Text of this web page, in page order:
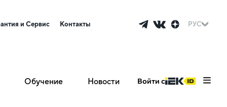
и Сервис Контакты РУС
Обучение Новости Войти с